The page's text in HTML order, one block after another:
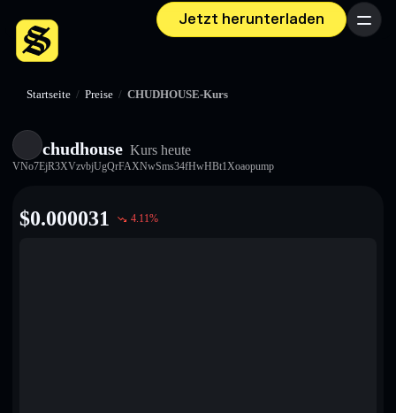
Jetzt herunterladen Menü
Startseite / Preise / CHUDHOUSE-Kurs
chudhouse Kurs heute
VNo7EjR3XVzvbjUgQrFAXNwSms34fHwHBt1Xoaopump
$0.000031 4.11%